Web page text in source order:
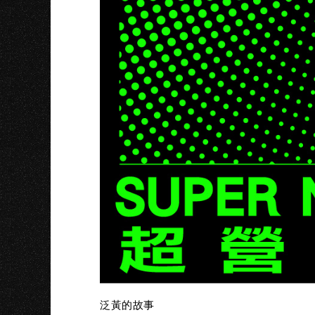
泛黃的故事